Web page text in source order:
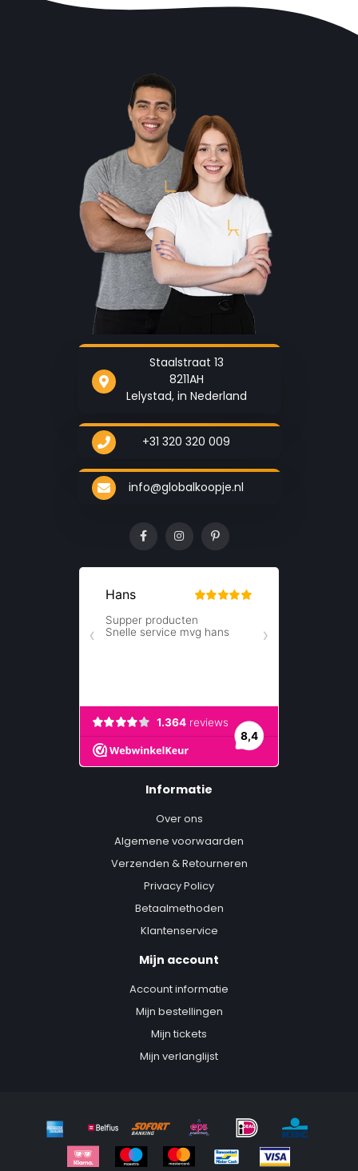
Staalstraat 13
8211AH
Lelystad, in Nederland
+31 320 320 009
info@globalkoopje.nl
Informatie
Over ons
Algemene voorwaarden
Verzenden & Retourneren
Privacy Policy
Betaalmethoden
Klantenservice
Mijn account
Account informatie
Mijn bestellingen
Mijn tickets
Mijn verlanglijst